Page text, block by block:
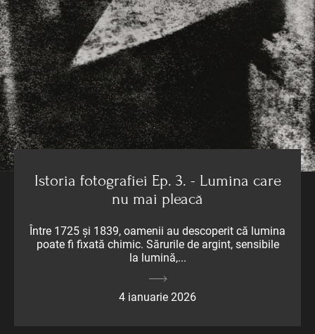
Istoria fotografiei Ep. 3. - Lumina care
nu mai pleacă
Între 1725 și 1839, oamenii au descoperit că lumina
poate fi fixată chimic. Sărurile de argint, sensibile
la lumină,...
4 ianuarie 2026